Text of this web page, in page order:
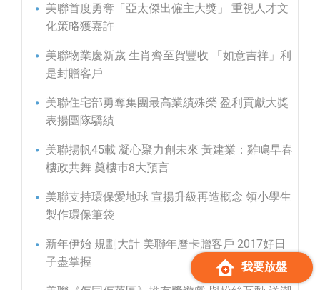
美聯首度勇奪「亞太傑出僱主大獎」 重視人才文
化策略獲嘉許
美聯物業慶新歲 生肖齊至賀豐收 「如意吉祥」利
是封贈客戶
美聯住宅部勇奪集團最高業績殊榮 盈利貢獻大獎
表揚團隊驕績
美聯揚帆45載 凝心聚力創未來 黃建業：雞鳴早春
樓政共舞 奠樓巿8大預言
美聯支持環保愛地球 宣揚升級再造概念 領小學生
製作環保筆袋
新年伊始 規劃大計 美聯年曆卡贈客戶 2017好日
子盡掌握
我要放盤